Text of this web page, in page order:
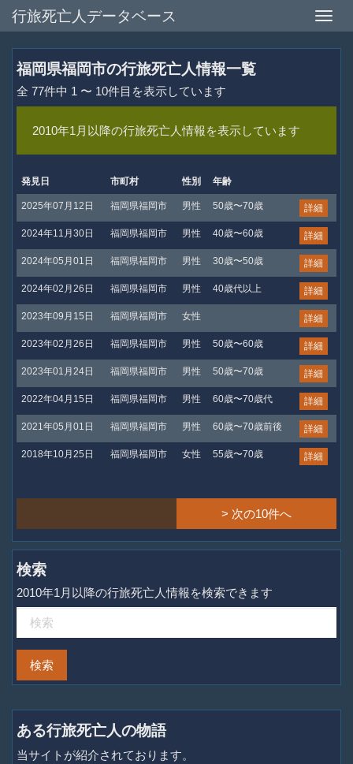
Toggle
行旅死亡人データベース
福岡県福岡市の行旅死亡人情報一覧
全 77件中 1 〜 10件目を表示しています
2010年1月以降の行旅死亡人情報を表示しています
発見日 市町村 性別 年齢
2025年07月12日 福岡県福岡市 男性 50歳〜70歳 詳細
2024年11月30日 福岡県福岡市 男性 40歳〜60歳 詳細
2024年05月01日 福岡県福岡市 男性 30歳〜50歳 詳細
2024年02月26日 福岡県福岡市 男性 40歳代以上 詳細
2023年09月15日 福岡県福岡市 女性 詳細
2023年02月26日 福岡県福岡市 男性 50歳〜60歳 詳細
2023年01月24日 福岡県福岡市 男性 50歳〜70歳 詳細
2022年04月15日 福岡県福岡市 男性 60歳〜70歳代 詳細
2021年05月01日 福岡県福岡市 男性 60歳〜70歳前後 詳細
2018年10月25日 福岡県福岡市 女性 55歳〜70歳 詳細
> 次の10件へ
検索
2010年1月以降の行旅死亡人情報を検索できます
ある行旅死亡人の物語
当サイトが紹介されております。